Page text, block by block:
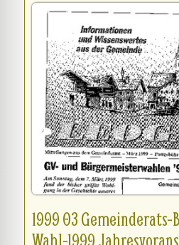
1999 03
Wahl-1999